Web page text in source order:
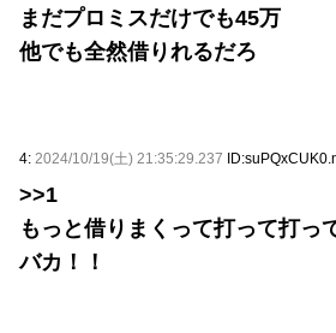
まだプロミスだけでも45万
他でも全然借りれるだろ
4: 2024/10/19(土) 21:35:29.237
>>1
もっと借りまくって打って打っ
バカ！！